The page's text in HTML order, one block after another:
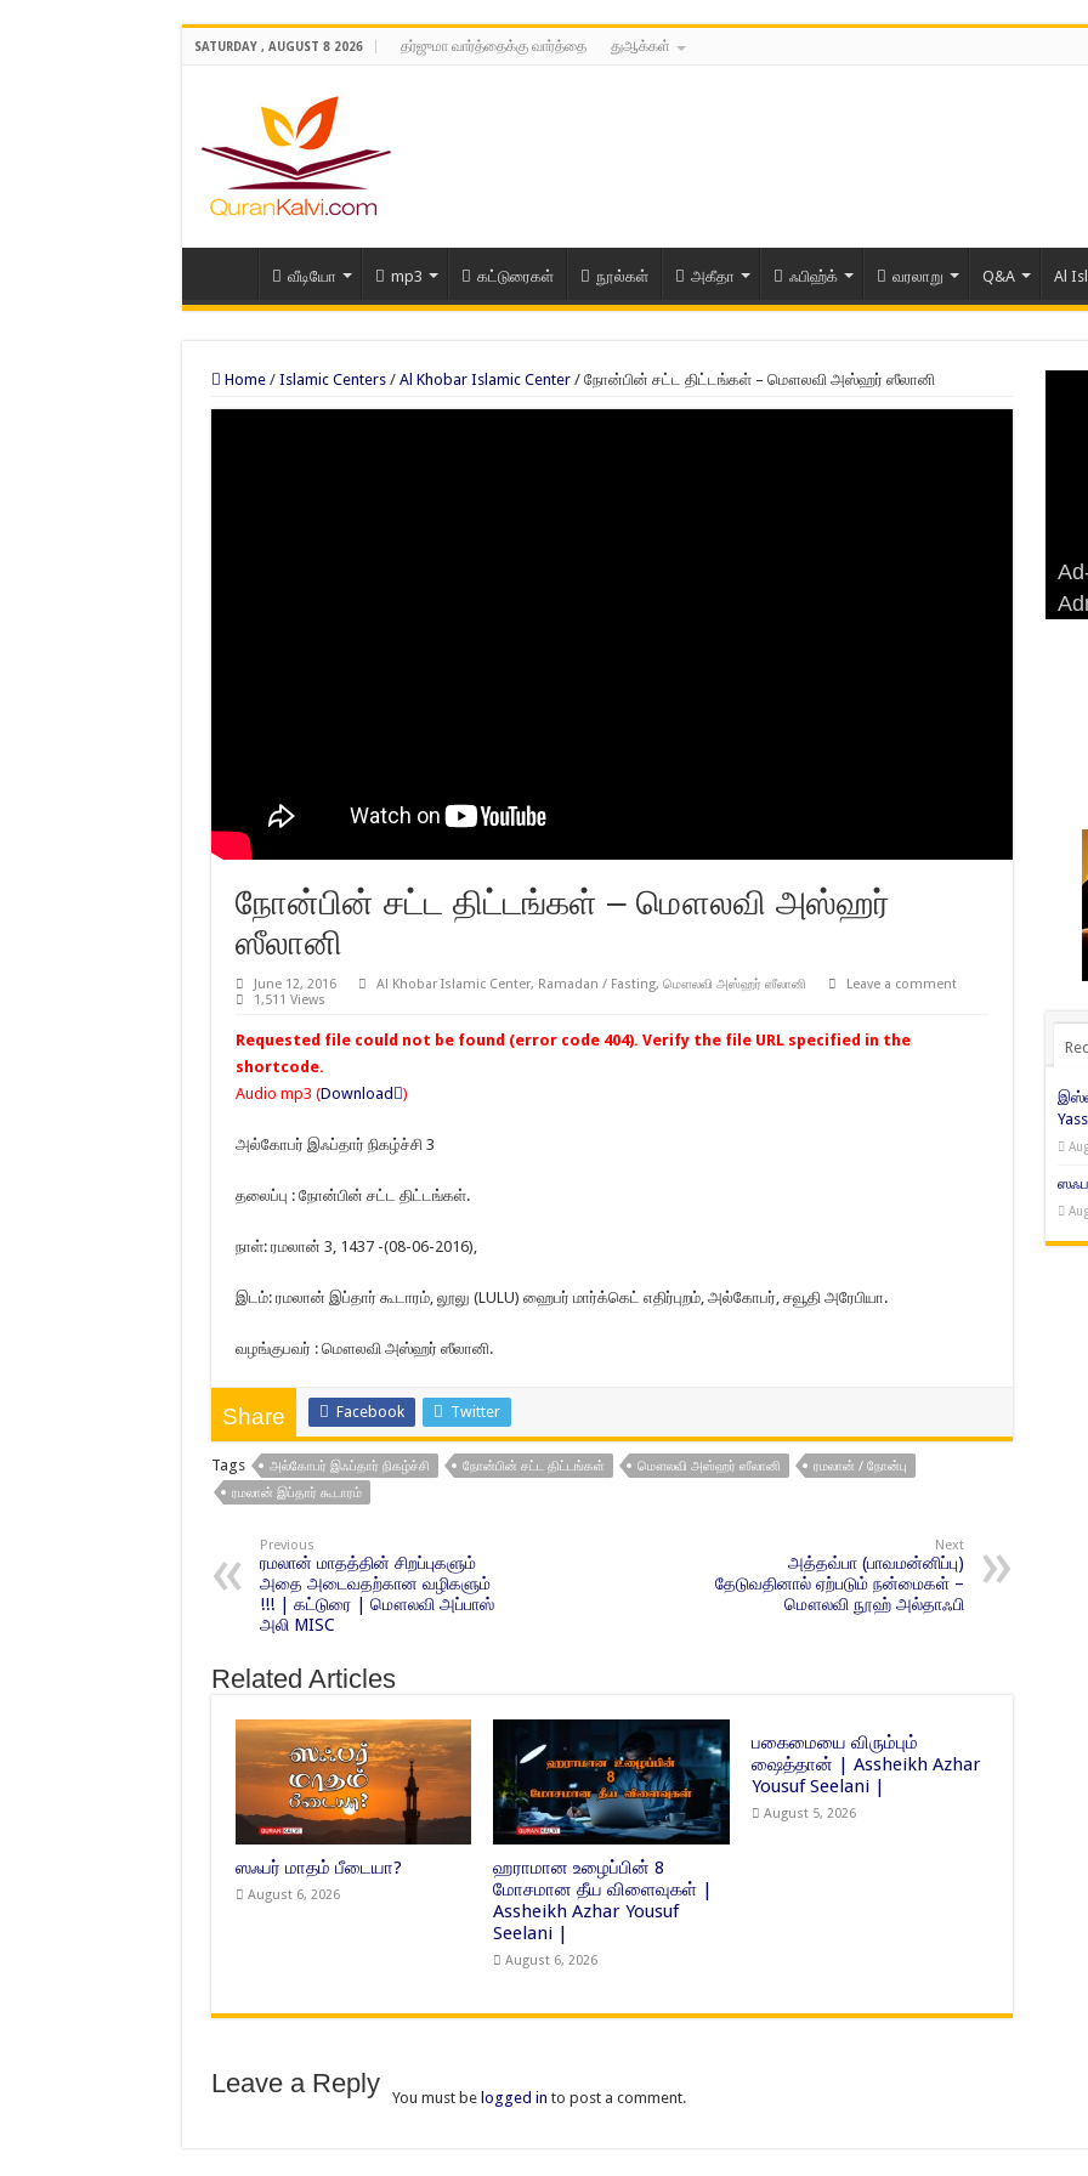
SATURDAY , AUGUST 8 2026 தர்ஜுமா வார்த்தைக்கு வார்த்தை துஆக்கள்
வீடியோ mp3 கட்டுரைகள் நூல்கள் அகீதா ஃபிஹ்க் வரலாறு Q&A Al
Home / Islamic Centers / Al Khobar Islamic Center / நோன்பின் சட்ட திட்டங்கள் – மௌலவி அஸ்ஹர் ஸீலானி
நோன்பின் சட்ட திட்டங்கள் – மௌலவி அஸ்ஹர்
ஸீலானி
June 12, 2016 Al Khobar Islamic Center, Ramadan / Fasting, மௌலவி அஸ்ஹர் ஸீலானி
Leave a comment
1,511 Views
Requested file could not be found (error code 404). Verify the file URL specified in the
shortcode.
Audio mp3 (Download )
அல்கோபர் இஃப்தார் நிகழ்ச்சி 3
தலைப்பு : நோன்பின் சட்ட திட்டங்கள்.
நாள்: ரமலான் 3, 1437 -(08-06-2016),
இடம்: ரமலான் இப்தார் கூடாரம், லூலு (LULU) ஹைபர் மார்க்கெட் எதிர்புறம், அல்கோபர், சவூதி அரேபியா.
வழங்குபவர் : மௌலவி அஸ்ஹர் ஸீலானி.
Share Facebook Twitter
Tags அல்கோபர் இஃப்தார் நிகழ்ச்சி நோன்பின் சட்ட திட்டங்கள் மௌலவி அஸ்ஹர் ஸீலானி
ரமலான் / நோன்பு
ரமலான் இப்தார் கூடாரம்
Previous
ரமலான் மாதத்தின் சிறப்புகளும்
அதை அடைவதற்கான வழிகளும்
!!! | கட்டுரை | மௌலவி அப்பாஸ்
அலி MISC
Next
அத்தவ்பா (பாவமன்னிப்பு)
தேடுவதினால் ஏற்படும் நன்மைகள் –
மௌலவி நூஹ் அல்தாஃபி
Related Articles
ஸஃபர் மாதம் பீடையா?
August 6, 2026
ஹராமான உழைப்பின் 8
மோசமான தீய விளைவுகள் |
Assheikh Azhar Yousuf
Seelani |
August 6, 2026
பகைமையை விரும்பும்
ஷைத்தான் | Assheikh Azhar
Yousuf Seelani |
August 5, 2026
Leave a Reply You must be logged in to post a comment.